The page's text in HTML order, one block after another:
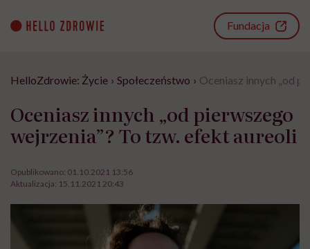
content
Fundacja
HelloZdrowie: Życie › Społeczeństwo › Oceniasz innych „od
Oceniasz innych „od pierwszego
wejrzenia”? To tzw. efekt aureoli
Opublikowano: 01.10.2021 13:56
Aktualizacja: 15.11.2021 20:43